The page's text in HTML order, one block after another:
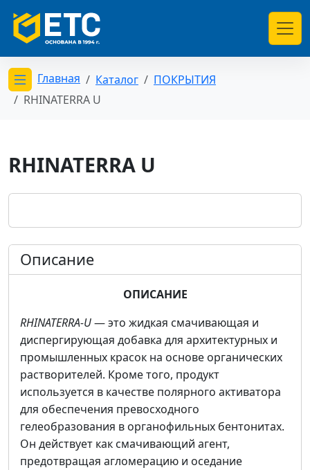
Открыть меню категорий
Главная Каталог
ПОКРЫТИЯ
RHINATERRA U
RHINATERRA U
Описание
ОПИСАНИЕ
RHINATERRA-U— это жидкая смачивающая и
диспергирующая добавка для архитектурных и
промышленных красок на основе органических
растворителей. Кроме того, продукт
используется в качестве полярного активатора
для обеспечения превосходного
гелеобразования в органофильных бентонитах.
Он действует как смачивающий агент,
предотвращая агломерацию и оседание